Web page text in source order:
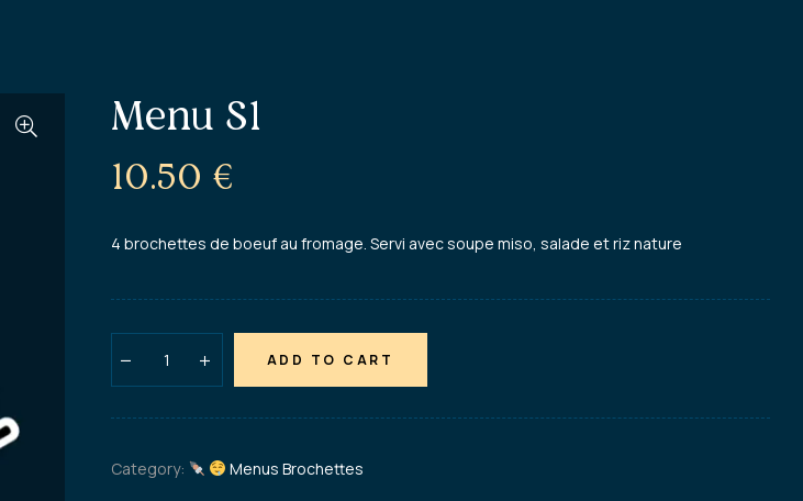
Menu S1
10.50 €
4 brochettes de boeuf au fromage. Servi avec soupe miso, salade et riz nature
ADD TO CART
Category: Menus Brochettes